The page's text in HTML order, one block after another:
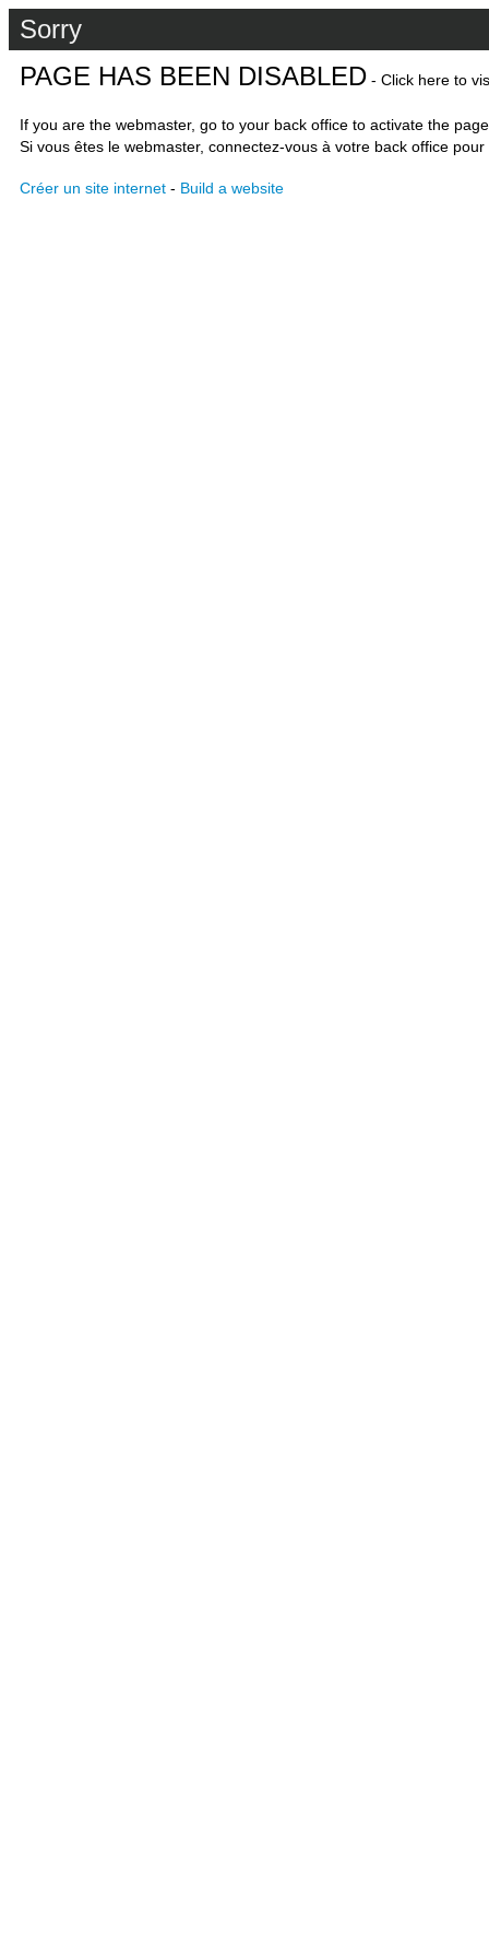
Sorry
PAGE HAS BEEN DISABLED - Click here to
If you are the webmaster, go to your back office to activate the
Si vous êtes le webmaster, connectez-vous à votre back office
Créer un site internet - Build a website